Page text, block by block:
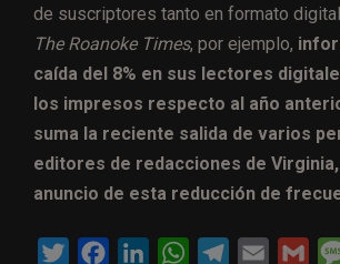
de suscriptores tanto en formato
The Roanoke Times, por ejemplo,
caída del 8% en sus lectores
los impresos respecto al año
suma la reciente salida de varios
editores de redacciones de
anuncio de esta reducción de
W